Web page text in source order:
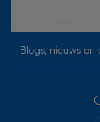
Blogs, nieuws en